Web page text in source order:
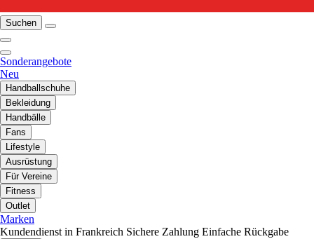
Suchen
Sonderangebote
Neu
Handballschuhe
Bekleidung
Handbälle
Fans
Lifestyle
Ausrüstung
Für Vereine
Fitness
Outlet
Marken
Kundendienst in Frankreich Sichere Zahlung Einfache Rückgabe